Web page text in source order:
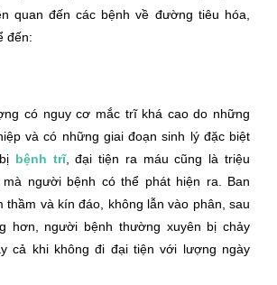
quan đến các bệnh về đường tiêu hóa,
đến:
có nguy cơ mắc trĩ khá cao do những
và có những giai đoạn sinh lý đặc biệt
bệnh trĩ, đại tiện ra máu cũng là triệu
người bệnh có thể phát hiện ra. Ban
thầm và kín đáo, không lẫn vào phân, sau
hơn, người bệnh thường xuyên bị chảy
cả khi không đi đại tiện với lượng ngày